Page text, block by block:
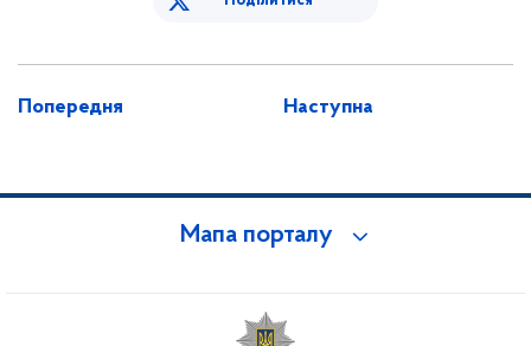
Попередня Наступна
Мапа порталу